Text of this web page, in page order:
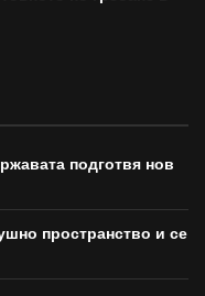
подготвя нов
пространство и се